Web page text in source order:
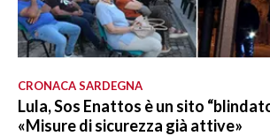
CRONACA SARDEGNA
Lula, Sos Enattos è un sito
«Misure di sicurezza già attive»